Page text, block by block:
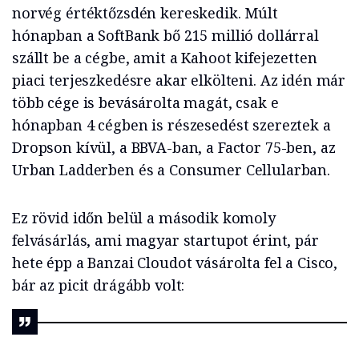
norvég értéktőzsdén kereskedik. Múlt
hónapban a SoftBank bő 215 millió dollárral
szállt be a cégbe, amit a Kahoot kifejezetten
piaci terjeszkedésre akar elkölteni. Az idén már
több cége is bevásárolta magát, csak e
hónapban 4 cégben is részesedést szereztek a
Dropson kívül, a BBVA-ban, a Factor 75-ben, az
Urban Ladderben és a Consumer Cellularban.
Ez rövid időn belül a második komoly
felvásárlás, ami magyar startupot érint, pár
hete épp a Banzai Cloudot vásárolta fel a Cisco,
bár az picit drágább volt: